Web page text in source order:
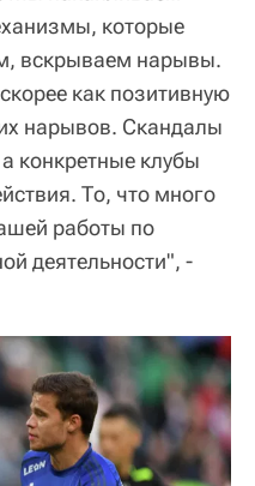
которые
вскрываем нарывы.
как позитивную
нарывов. Скандалы
конкретные клубы
То, что много
работы по
деятельности", -